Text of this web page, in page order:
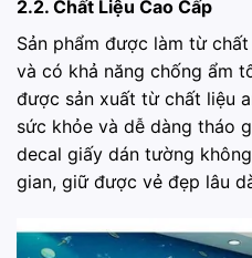
2.2. Chất Liệu Cao Cấp
Sản phẩm được làm từ
và có khả năng chống ẩm
được sản xuất từ chất liệu
sức khỏe và dễ dàng tháo
decal giấy dán tường
gian, giữ được vẻ đẹp lâu